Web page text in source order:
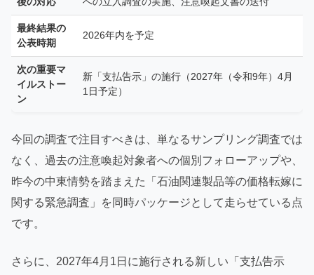
最終結果の
公表時期
2026年内を予定
次の重要マ
イルストー
ン
新「支払告示」の施行（2027年（令和9年）4月
1日予定）
今回の調査で注目すべきは、単なるサンプリング調査では
なく、過去の注意喚起対象者への個別フォローアップや、
昨今の中東情勢を踏まえた「石油関連製品等の価格転嫁に
関する緊急調査」を同時パッケージとして走らせている点
です。
さらに、2027年4月1日に施行される新しい「支払告示